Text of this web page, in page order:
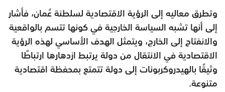
وتطرق معاليه إلى الرؤية الاقتصادية لسلطنة عُمان، فأشار
إلى أنها تشبه السياسة الخارجية في كونها تتسم بالواقعية
والانفتاح إلى الخارج، ويتمثل الهدف الأساسي لهذه الرؤية
الاقتصادية في الانتقال من دولة يرتبط ازدهارها ارتباطًا
وثيقًا بالهيدروكربونات إلى دولة تتمتع بمحفظة اقتصادية
متنوعة.